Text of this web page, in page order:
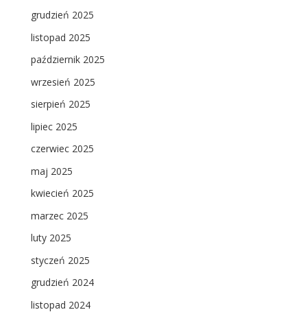
grudzień 2025
listopad 2025
październik 2025
wrzesień 2025
sierpień 2025
lipiec 2025
czerwiec 2025
maj 2025
kwiecień 2025
marzec 2025
luty 2025
styczeń 2025
grudzień 2024
listopad 2024